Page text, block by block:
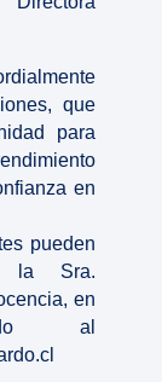
que
para
en
pueden
la Sra.
en
al